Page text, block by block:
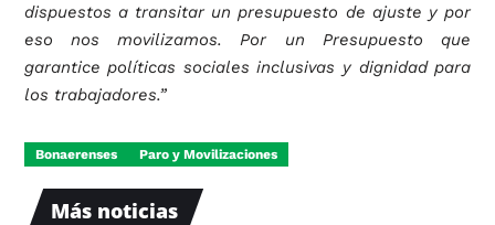
dispuestos a transitar un presupuesto de ajuste y por
eso nos movilizamos. Por un Presupuesto que
garantice políticas sociales inclusivas y dignidad para
los trabajadores.”
Bonaerenses Paro y Movilizaciones
Más noticias